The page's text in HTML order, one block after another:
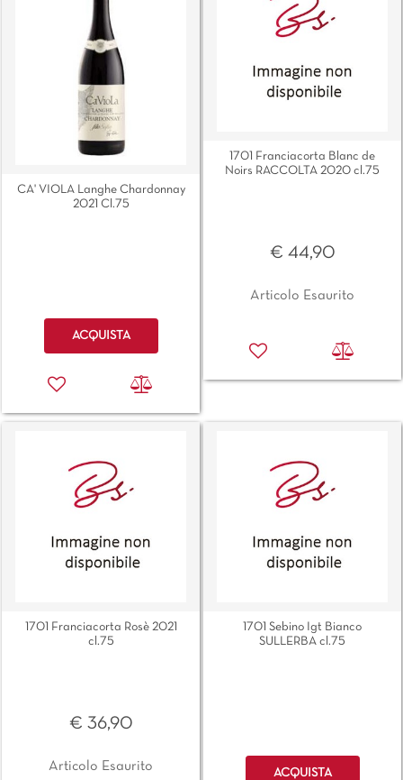
CA' VIOLA Langhe Chardonnay
2021 Cl.75
Quantità
ACQUISTA
1701 Franciacorta Blanc de
Noirs RACCOLTA 2020 cl.75
€ 44,90
Articolo Esaurito
1701 Franciacorta Rosè 2021
cl.75
€ 36,90
Articolo Esaurito
1701 Sebino Igt Bianco
SULLERBA cl.75
Quantità
ACQUISTA